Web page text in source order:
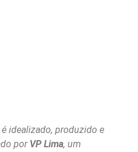
idealizado, produzido e
por VP Lima, um